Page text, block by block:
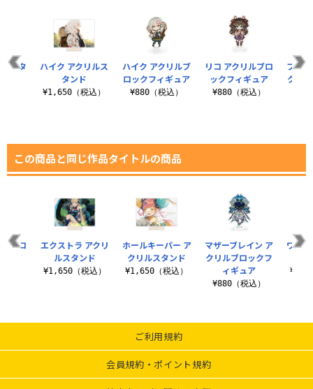
ハイク アクリルブ
ロックフィギュア
¥880（税込）
リコ アクリルブロ
ックフィギュア
¥880（税込）
フォ
クリ
スタ
ハイク アクリルス
タンド
¥1,650（税込）
この商品と同じ作品タイトルの商品
ホールキーパー ア
クリルスタンド
¥1,650（税込）
マザーブレイン ア
クリルブロックフ
ィギュア
¥880（税込）
ワー
ブロ
ュア
エクストラ アクリ
ルスタンド
¥1,650（税込）
ご利用規約
会員規約・ポイント規約